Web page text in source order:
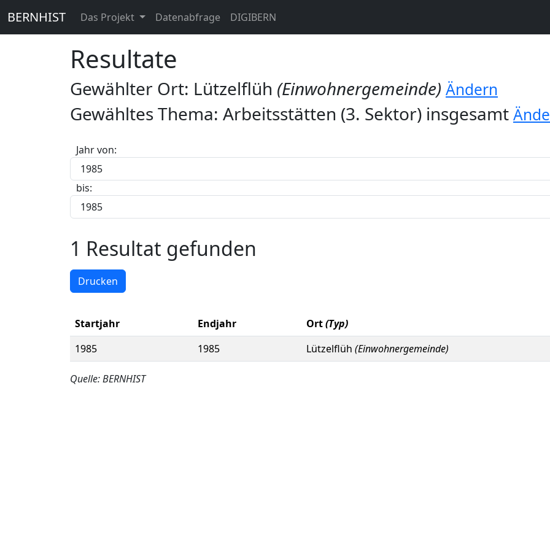
BERNHIST Das Projekt Datenabfrage DIGIBERN
Resultate
Gewählter Ort: Lützelflüh (Einwohnergemeinde) Ändern
Gewähltes Thema: Arbeitsstätten (3. Sektor) insgesamt
Jahr von:
bis:
1 Resultat gefunden
Drucken
Startjahr Endjahr Ort(Typ)
1985
1985 Lützelflüh (Einwohnergemeinde)
Quelle: BERNHIST